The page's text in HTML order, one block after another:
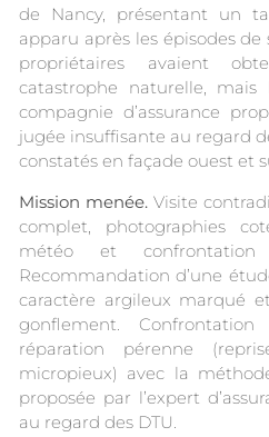
de Nancy, présentant un
apparu après les épisodes de
propriétaires avaient
catastrophe naturelle, mais
compagnie d’assurance
jugée insuffisante au regard
constatés en façade ouest et
Mission menée. Visite
complet, photographies
météo et
Recommandation d’une
caractère argileux marqué
gonflement.
réparation pérenne
micropieux) avec la
proposée par l’expert
au regard des DTU.